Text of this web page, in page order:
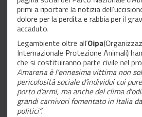
primi a riportare la notizia
dolore per la perdita e rabbia per il
accaduto.
Legambiente oltre all’Oipa
Internazionale Protezione Animali)
che si costituiranno parte civile nel
Amarena è l'ennesima vittima non
pericolosità sociale d'individui cui
porto d'armi, ma anche del clima
grandi carnivori fomentato in Italia
politici”.